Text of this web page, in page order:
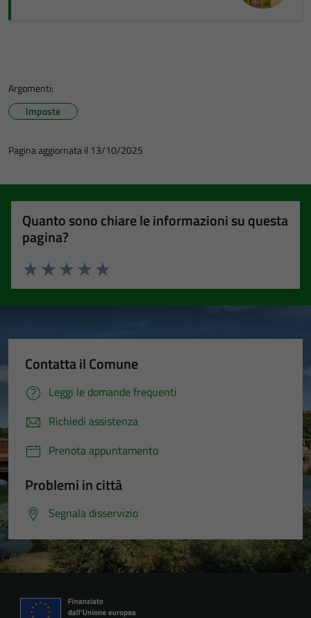
Argomenti:
Imposte
Pagina aggiornata il 13/10/2025
Quanto sono chiare le informazioni su questa
pagina?
Valuta 5 stelle su 5
Valuta 4 stelle su 5
Valuta 3 stelle su 5
Valuta 2 stelle su 5
Valuta 1 stelle su 5
Contatta il Comune
Leggi le domande frequenti
Richiedi assistenza
Prenota appuntamento
Problemi in città
Segnala disservizio